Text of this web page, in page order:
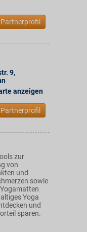
9,
anzeigen
zur
von
und
sowie
Yoga
und
sparen.